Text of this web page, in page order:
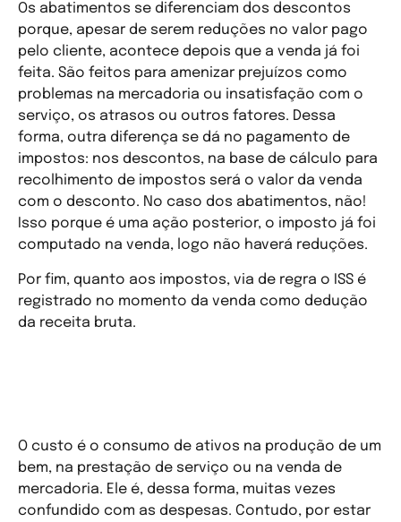
Os abatimentos se diferenciam dos descontos
porque, apesar de serem reduções no valor pago
pelo cliente, acontece depois que a venda já foi
feita. São feitos para amenizar prejuízos como
problemas na mercadoria ou insatisfação com o
serviço, os atrasos ou outros fatores. Dessa
forma, outra diferença se dá no pagamento de
impostos: nos descontos, na base de cálculo para
recolhimento de impostos será o valor da venda
com o desconto. No caso dos abatimentos, não!
Isso porque é uma ação posterior, o imposto já foi
computado na venda, logo não haverá reduções.
Por fim, quanto aos impostos, via de regra o ISS é
registrado no momento da venda como dedução
da receita bruta.
O custo é o consumo de ativos na produção de um
bem, na prestação de serviço ou na venda de
mercadoria. Ele é, dessa forma, muitas vezes
confundido com as despesas. Contudo, por estar